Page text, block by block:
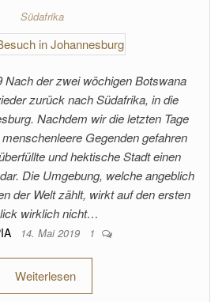
Südafrika
Nach der zwei wöchigen Botswana
zurück nach Südafrika, in die
Nachdem wir die letzten Tage
Gegenden gefahren
und hektische Stadt einen
Die Umgebung, welche angeblich
der Welt zählt, wirkt auf den ersten
wirklich nicht…
14. Mai 2019 1
Weiterlesen